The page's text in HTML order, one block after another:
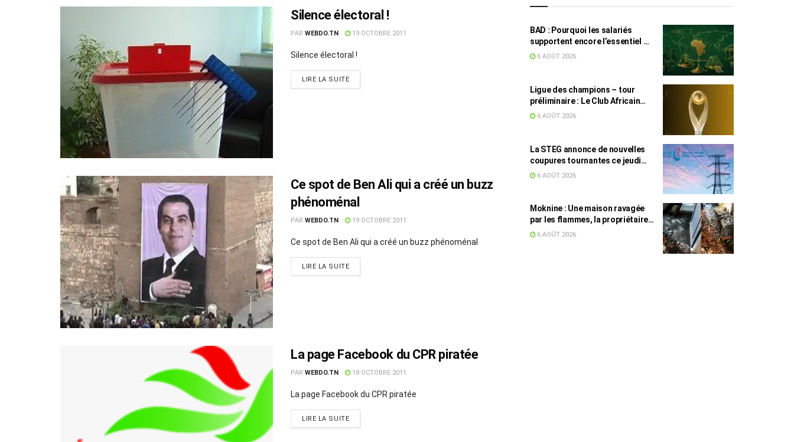
Silence électoral !
PAR WEBDO.TN 19 OCTOBRE 2011
Silence électoral !
LIRE LA SUITE
Ce spot de Ben Ali qui a créé un buzz
phénoménal
PAR WEBDO.TN 19 OCTOBRE 2011
Ce spot de Ben Ali qui a créé un buzz phénoménal
LIRE LA SUITE
La page Facebook du CPR piratée
PAR WEBDO.TN 18 OCTOBRE 2011
La page Facebook du CPR piratée
LIRE LA SUITE
BAD : Pourquoi les salariés
supportent encore l’essentiel de
l’effort fiscal en Tunisie
6 AOÛT 2026
Ligue des champions – tour
préliminaire : Le Club Africain
face au Djoliba AC
6 AOÛT 2026
La STEG annonce de nouvelles
coupures tournantes ce jeudi
dans plusieurs régions
6 AOÛT 2026
Moknine : Une maison ravagée
par les flammes, la propriétaire
accuse la STEG et la SONEDE
6 AOÛT 2026